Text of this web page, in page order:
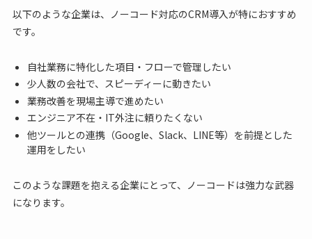
以下のような企業は、ノーコード対応のCRM導入が特におすすめ
です。
自社業務に特化した項目・フローで管理したい
少人数の会社で、スピーディーに動きたい
業務改善を現場主導で進めたい
エンジニア不在・IT外注に頼りたくない
他ツールとの連携（Google、Slack、LINE等）を前提とした
運用をしたい
このような課題を抱える企業にとって、ノーコードは強力な武器
になります。